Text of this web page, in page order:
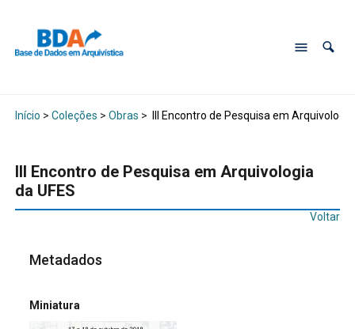
Início > Coleções > Obras > III Encontro de Pesquisa em Arquivologia
III Encontro de Pesquisa em Arquivologia
da UFES
Voltar
Metadados
Miniatura